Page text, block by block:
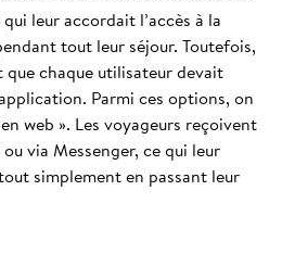
leur accordait l’accès à la
tout leur séjour. Toutefois,
chaque utilisateur devait
Parmi ces options, on
web ». Les voyageurs reçoivent
via Messenger, ce qui leur
simplement en passant leur